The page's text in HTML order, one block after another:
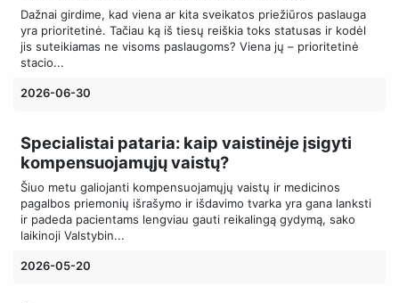
Dažnai girdime, kad viena ar kita sveikatos priežiūros paslauga
yra prioritetinė. Tačiau ką iš tiesų reiškia toks statusas ir kodėl
jis suteikiamas ne visoms paslaugoms? Viena jų – prioritetinė
stacio...
2026-06-30
Specialistai pataria: kaip vaistinėje įsigyti
kompensuojamųjų vaistų?
Šiuo metu galiojanti kompensuojamųjų vaistų ir medicinos
pagalbos priemonių išrašymo ir išdavimo tvarka yra gana lanksti
ir padeda pacientams lengviau gauti reikalingą gydymą, sako
laikinoji Valstybin...
2026-05-20